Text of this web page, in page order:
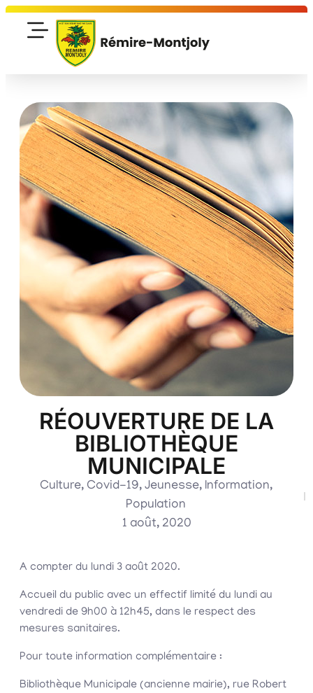
RÉOUVERTURE DE LA
BIBLIOTHÈQUE
MUNICIPALE
Culture, Covid-19, Jeunesse, Information,
Population
1 août, 2020
A compter du lundi 3 août 2020.
Accueil du public avec un effectif limité du lundi au
vendredi de 9h00 à 12h45, dans le respect des
mesures sanitaires.
Pour toute information complémentaire :
Bibliothèque Municipale (ancienne mairie), rue Robert